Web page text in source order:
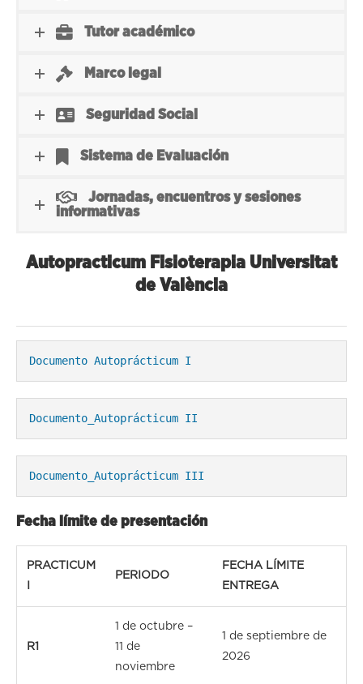
Tutor académico
Marco legal
Seguridad Social
Sistema de Evaluación
Jornadas, encuentros y sesiones
informativas
Autopracticum Fisioterapia Universitat
de València
Documento Autoprácticum I
Documento_Autoprácticum II
Documento_Autoprácticum III
Fecha límite de presentación
PRACTICUM
PERIODO
FECHA LÍMITE
ENTREGA
R1
1 de octubre –
11 de
noviembre
1 de septiembre de
2026